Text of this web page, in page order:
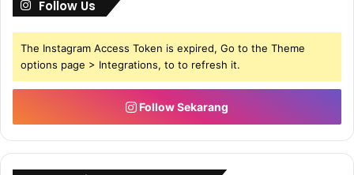
c. Tidak pasti
e. Sangat tidak setuju
b. Setuju
c. Tidak pasti
Follow Us
The Instagram Access Token is expired, Go to the Theme
options page > Integrations, to to refresh it.
Follow Sekarang